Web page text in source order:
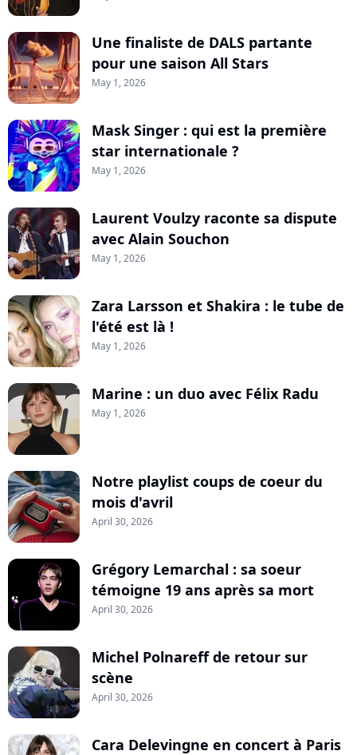
Une finaliste de DALS partante
pour une saison All Stars
May 1, 2026
Mask Singer : qui est la première
star internationale ?
May 1, 2026
Laurent Voulzy raconte sa dispute
avec Alain Souchon
May 1, 2026
Zara Larsson et Shakira : le tube de
l'été est là !
May 1, 2026
Marine : un duo avec Félix Radu
May 1, 2026
Notre playlist coups de coeur du
mois d'avril
April 30, 2026
Grégory Lemarchal : sa soeur
témoigne 19 ans après sa mort
April 30, 2026
Michel Polnareff de retour sur
scène
April 30, 2026
Cara Delevingne en concert à Paris